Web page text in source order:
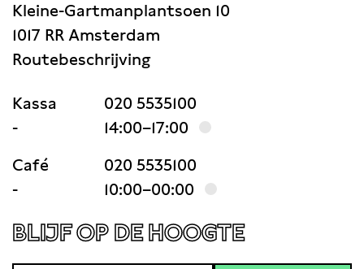
Kleine-Gartmanplantsoen 10
1017 RR Amsterdam
Routebeschrijving
Kassa
020 5535100
-
14:00–17:00
Café
020 5535100
-
10:00–00:00
BLIJF OP DE HOOGTE